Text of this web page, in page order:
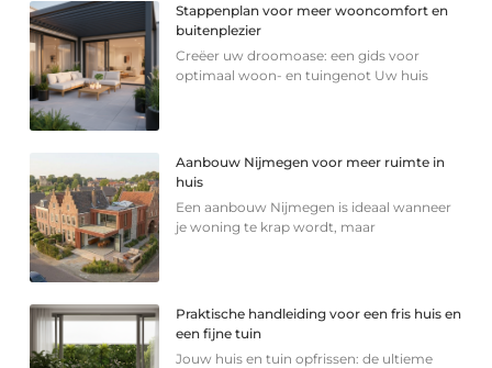
Stappenplan voor meer wooncomfort en
buitenplezier
Creëer uw droomoase: een gids voor
optimaal woon- en tuingenot Uw huis
Aanbouw Nijmegen voor meer ruimte in
huis
Een aanbouw Nijmegen is ideaal wanneer
je woning te krap wordt, maar
Praktische handleiding voor een fris huis en
een fijne tuin
Jouw huis en tuin opfrissen: de ultieme